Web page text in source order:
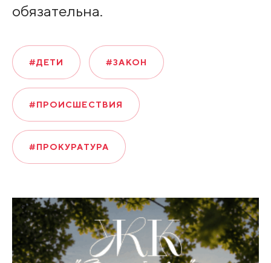
обязательна.
#ДЕТИ #ЗАКОН
#ПРОИСШЕСТВИЯ
#ПРОКУРАТУРА